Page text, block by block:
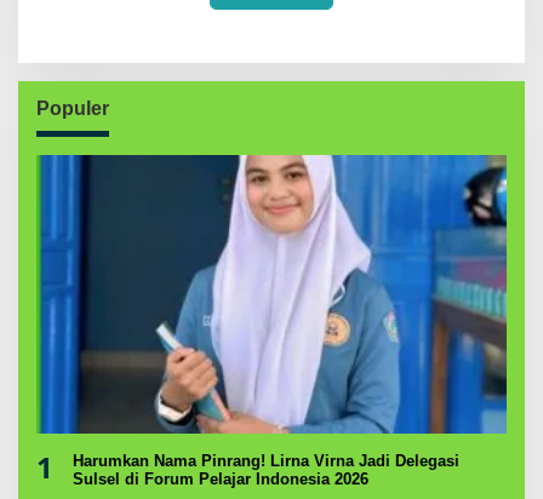
Populer
1
Harumkan Nama Pinrang! Lirna Virna Jadi Delegasi
Sulsel di Forum Pelajar Indonesia 2026